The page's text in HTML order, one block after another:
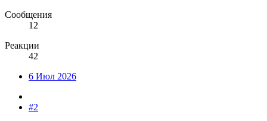
Сообщения
12
Реакции
42
6 Июл 2026
#2